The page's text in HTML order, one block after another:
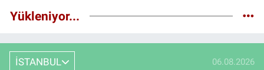
Yükleniyor...
İSTANBUL 06.08.2026